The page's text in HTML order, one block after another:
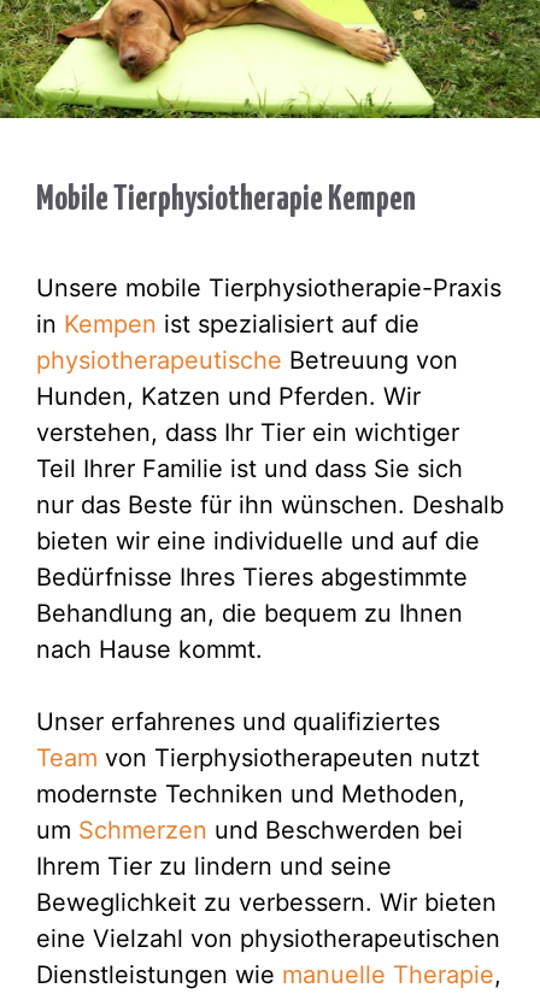
Mobile Tierphysiotherapie Kempen
Unsere mobile Tierphysiotherapie-Praxis
in Kempen ist spezialisiert auf die
physiotherapeutische Betreuung von
Hunden, Katzen und Pferden. Wir
verstehen, dass Ihr Tier ein wichtiger
Teil Ihrer Familie ist und dass Sie sich
nur das Beste für ihn wünschen. Deshalb
bieten wir eine individuelle und auf die
Bedürfnisse Ihres Tieres abgestimmte
Behandlung an, die bequem zu Ihnen
nach Hause kommt.
Unser erfahrenes und qualifiziertes
Team von Tierphysiotherapeuten nutzt
modernste Techniken und Methoden,
um Schmerzen und Beschwerden bei
Ihrem Tier zu lindern und seine
Beweglichkeit zu verbessern. Wir bieten
eine Vielzahl von physiotherapeutischen
Dienstleistungen wie manuelle Therapie,